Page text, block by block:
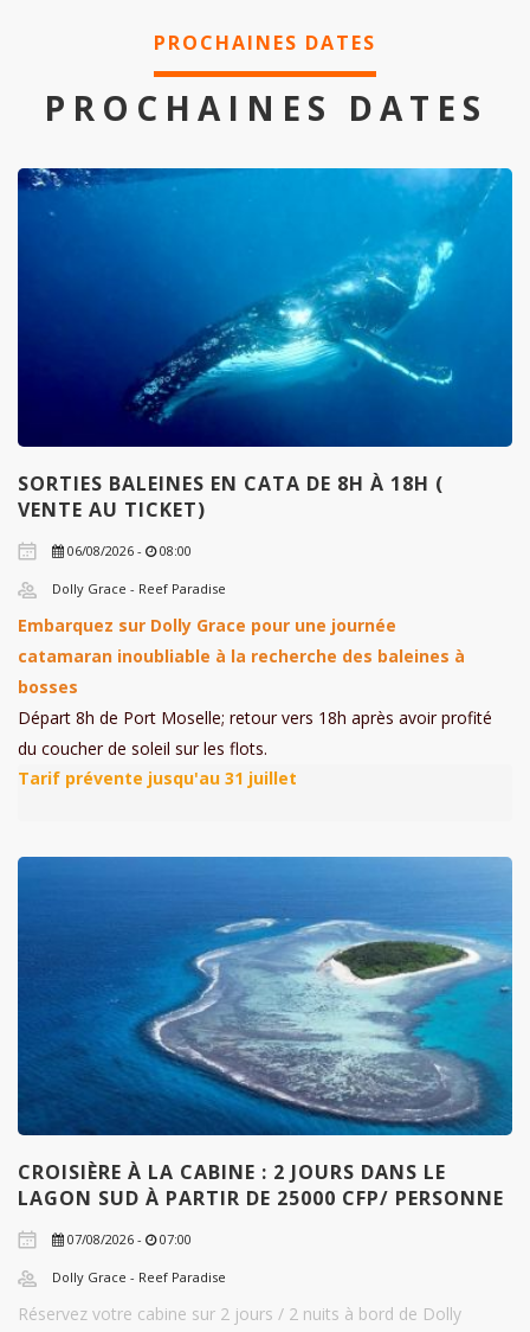
PROCHAINES DATES
PROCHAINES DATES
SORTIES BALEINES EN CATA DE 8H À 18H (
VENTE AU TICKET)
06/08/2026 - 08:00
Dolly Grace - Reef Paradise
Embarquez sur Dolly Grace pour une journée
catamaran inoubliable à la recherche des baleines à
bosses
Départ 8h de Port Moselle; retour vers 18h après avoir profité
du coucher de soleil sur les flots.
CROISIÈRE À LA CABINE : 2 JOURS DANS LE
LAGON SUD À PARTIR DE 25000 CFP/ PERSONNE
07/08/2026 - 07:00
Dolly Grace - Reef Paradise
Réservez votre cabine sur 2 jours / 2 nuits à bord de Dolly